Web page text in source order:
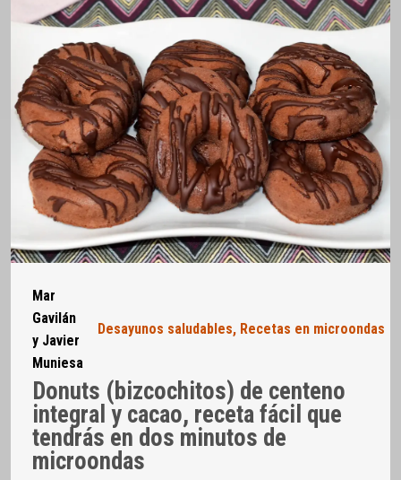
Mar
Gavilán
y Javier
Muniesa
Desayunos saludables, Recetas en microondas
Donuts (bizcochitos) de centeno
integral y cacao, receta fácil que
tendrás en dos minutos de
microondas